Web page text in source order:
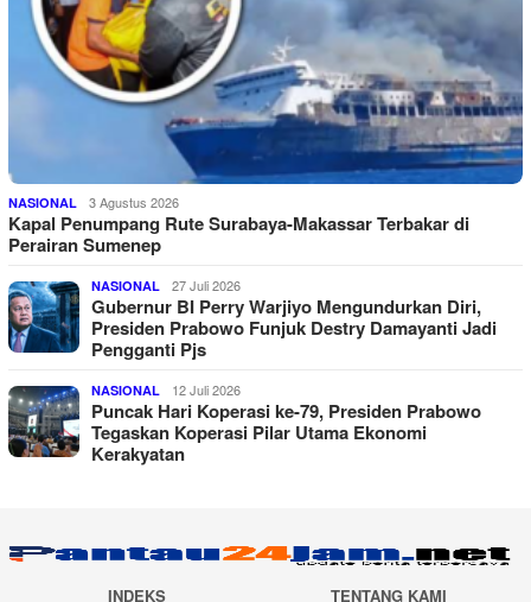
NASIONAL 3 Agustus 2026
Kapal Penumpang Rute Surabaya-Makassar Terbakar di
Perairan Sumenep
NASIONAL 27 Juli 2026
Gubernur BI Perry Warjiyo Mengundurkan Diri,
Presiden Prabowo Funjuk Destry Damayanti Jadi
Pengganti Pjs
NASIONAL 12 Juli 2026
Puncak Hari Koperasi ke-79, Presiden Prabowo
Tegaskan Koperasi Pilar Utama Ekonomi
Kerakyatan
INDEKS TENTANG KAMI